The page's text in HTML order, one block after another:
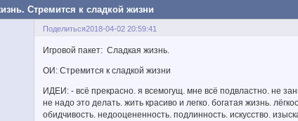
Стремится к сладкой жизни
Поделиться2018-04-02 20:59:41
Игровой пакет: Сладкая жизнь.
ОИ: Стремится к сладкой жизни
ИДЕИ: - всё прекрасно. я всемогущ. мне всё подвластно. не
не надо это делать. жить красиво и легко. богатая жизнь.
обидчивость. недооцененность. подлинность. искусство.